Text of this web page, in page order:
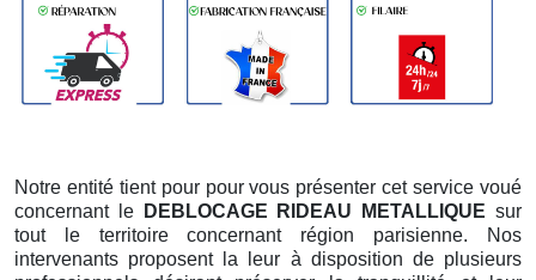
Notre entité tient pour pour vous présenter cet service voué
concernant le
DEBLOCAGE RIDEAU METALLIQUE sur
tout le territoire concernant région parisienne. Nos
intervenants proposent la leur à disposition de plusieurs